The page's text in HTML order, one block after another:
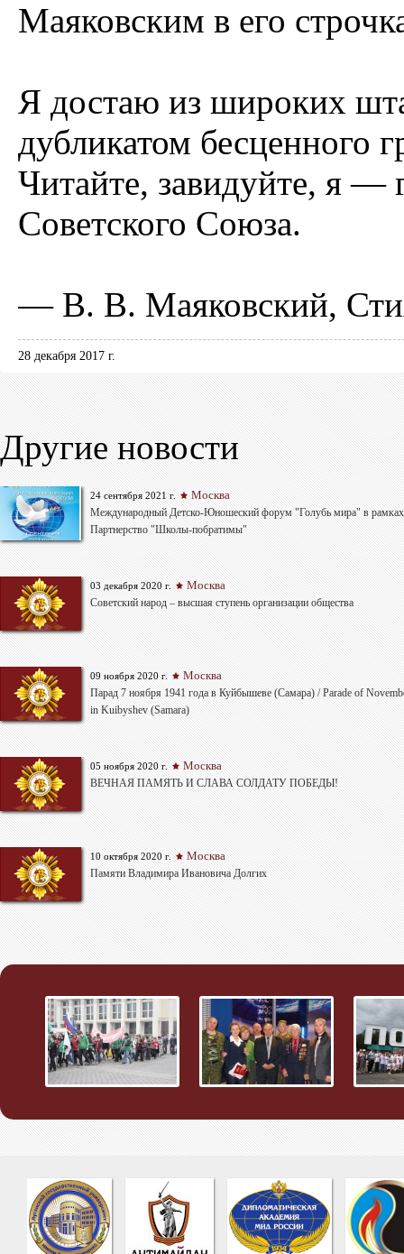
Маяковским в его
Я достаю из широких
дубликатом бесценного
Читайте, завидуйте, я —
Советского Союза.
— В. В. Маяковский,
28 декабря 2017 г.
Другие новости
24 сентября 2021 г. Москва
Международный Детско-Юношеский форум "Голубь мира" в рамках
Партнерство "Школы-побратимы"
03 декабря 2020 г. Москва
Советский народ – высшая ступень организации общества
09 ноября 2020 г. Москва
Парад 7 ноября 1941 года в Куйбышеве (Самара) / Parade of
in Kuibyshev (Samara)
05 ноября 2020 г. Москва
ВЕЧНАЯ ПАМЯТЬ И СЛАВА СОЛДАТУ ПОБЕДЫ!
10 октября 2020 г. Москва
Памяти Владимира Ивановича Долгих